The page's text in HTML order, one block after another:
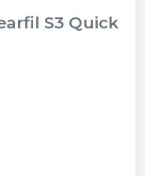
S3 Quick